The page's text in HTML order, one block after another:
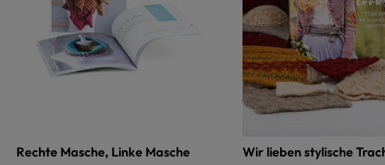
Rechte Masche, Linke Masche Wir lieben stylische